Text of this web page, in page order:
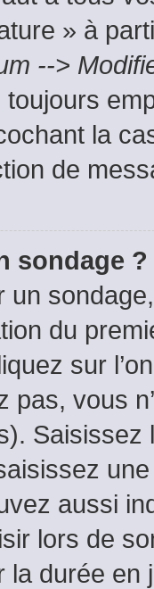
» à
-->
la
de
sondage ?
du
sur
pas, vous
aussi
lors de
la durée